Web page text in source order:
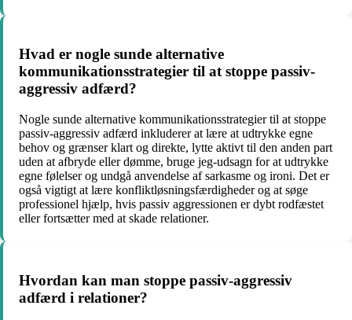
Hvad er nogle sunde alternative
kommunikationsstrategier til at stoppe passiv-
aggressiv adfærd?
Nogle sunde alternative kommunikationsstrategier til at stoppe
passiv-aggressiv adfærd inkluderer at lære at udtrykke egne
behov og grænser klart og direkte, lytte aktivt til den anden part
uden at afbryde eller dømme, bruge jeg-udsagn for at udtrykke
egne følelser og undgå anvendelse af sarkasme og ironi. Det er
også vigtigt at lære konfliktløsningsfærdigheder og at søge
professionel hjælp, hvis passiv aggressionen er dybt rodfæstet
eller fortsætter med at skade relationer.
Hvordan kan man stoppe passiv-aggressiv
adfærd i relationer?